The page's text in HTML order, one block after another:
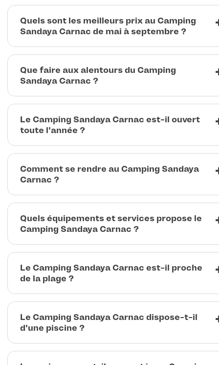
Quels sont les meilleurs prix au Camping
Sandaya Carnac de mai à septembre ?
Que faire aux alentours du Camping
Sandaya Carnac ?
Le Camping Sandaya Carnac est-il ouvert
toute l'année ?
Comment se rendre au Camping Sandaya
Carnac ?
Quels équipements et services propose le
Camping Sandaya Carnac ?
Le Camping Sandaya Carnac est-il proche
de la plage ?
Le Camping Sandaya Carnac dispose-t-il
d'une piscine ?